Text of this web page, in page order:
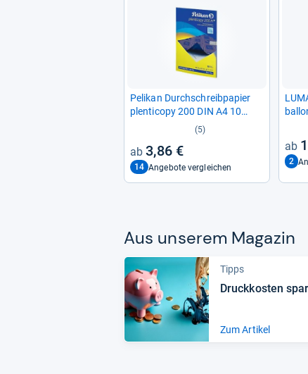
Peli­kan Durch­schreib­pa­pier
plen­ti­copy 200 DIN A4 10
(5)
3,86 €
14 Angebote vergleichen
2
Aus unse­rem Maga­zin
Tipps
Druckkosten
Zum Artikel